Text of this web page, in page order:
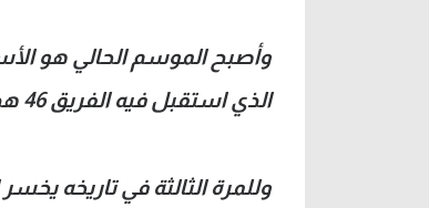
الذي استقبل فيه الفريق 46 هدفا.